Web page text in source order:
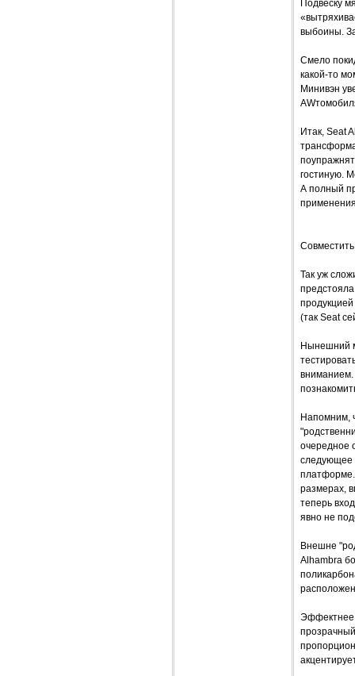
Подвеску
выбоины.
Смело
какой-то
Минивэн
Итак, Seat
гостиную.
А полный
Так уж
(так Seat
Нынешний
вниманием.
Напомним,
очередное
следующее
платформе.
размерах,
теперь
явно не
Внешне
Alhambra
Эффектнее